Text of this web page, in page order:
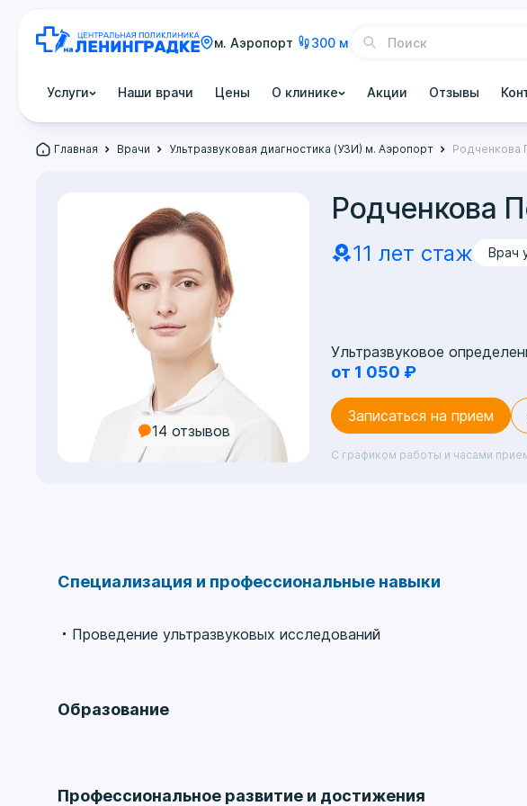
м. Аэропорт 300 м
Услуги Наши врачи Цены О клинике Акции Отзывы
Главная Врачи Ультразвуковая диагностика (УЗИ) м. Аэропорт Родченкова
14 отзывов
Родченкова
11 лет стаж Врач
Ультразвуковое
от 1 050 ₽
Записаться на прием
С графиком работы и часами
Специализация и профессиональные навыки
Проведение ультразвуковых исследований
Образование
Профессиональное развитие и достижения